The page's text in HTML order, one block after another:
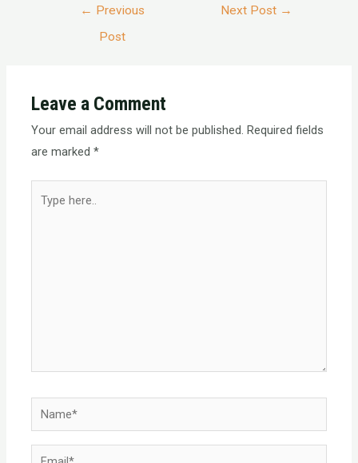
← Previous
Post
Next Post →
Leave a Comment
Your email address will not be published. Required fields
are marked*
here..
Name*
Email*